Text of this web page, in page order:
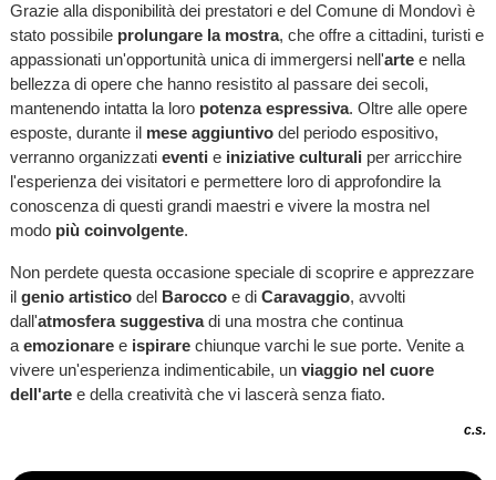
Grazie alla disponibilità dei prestatori e del Comune di Mondovì è
stato possibile prolungare la mostra, che offre a cittadini, turisti e
appassionati un'opportunità unica di immergersi nell'arte e nella
bellezza di opere che hanno resistito al passare dei secoli,
mantenendo intatta la loro potenza espressiva. Oltre alle opere
esposte, durante il mese aggiuntivodel periodo espositivo,
verranno organizzati eventi e iniziative culturali per arricchire
l'esperienza dei visitatori e permettere loro di approfondire la
conoscenza di questi grandi maestri e vivere la mostra nel
modo più coinvolgente.
Non perdete questa occasione speciale di scoprire e apprezzare
il genio artisticodel Baroccoe diCaravaggio, avvolti
dall'atmosfera suggestivadi una mostra che continua
a emozionaree ispirarechiunque varchi le sue porte. Venite a
vivere un'esperienza indimenticabile, unviaggio nel cuore
dell'artee della creatività che vi lascerà senza fiato.
c.s.